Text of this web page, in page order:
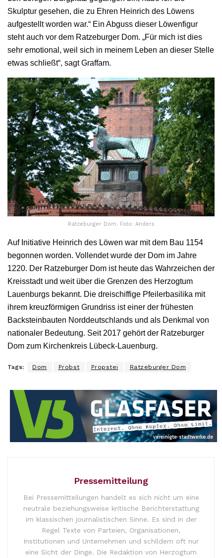
Skulptur gesehen, die zu Ehren Heinrich des Löwens
aufgestellt worden war.“ Ein Abguss dieser Löwenfigur
steht auch vor dem Ratzeburger Dom. „Für mich ist dies
sehr emotional, weil sich in meinem Leben an dieser Stelle
etwas schließt“, sagt Graffam.
Ratzeburger Dom. Foto: Anders
Auf Initiative Heinrich des Löwen war mit dem Bau 1154
begonnen worden. Vollendet wurde der Dom im Jahre
1220. Der Ratzeburger Dom ist heute das Wahrzeichen der
Kreisstadt und weit über die Grenzen des Herzogtum
Lauenburgs bekannt. Die dreischiffige Pfeilerbasilika mit
ihrem kreuzförmigen Grundriss ist einer der frühesten
Backsteinbauten Norddeutschlands und als Denkmal von
nationaler Bedeutung. Seit 2017 gehört der Ratzeburger
Dom zum Kirchenkreis Lübeck-Lauenburg.
Tags: Dom Probst Propstei Ratzeburger Dom
Pressemitteilung
Bei Pressemitteilungen handelt es sich nicht um eine
neutrale beziehungsweise kritische Berichterstattung
im klassischen journalistischen Sinne. Es sind in der
Regel Texte von Parteien, Organisationen,
Institutionen und Unternehmen und schildern oft nur
eine Sicht der Dinge. Die Redaktion von Herzogtum